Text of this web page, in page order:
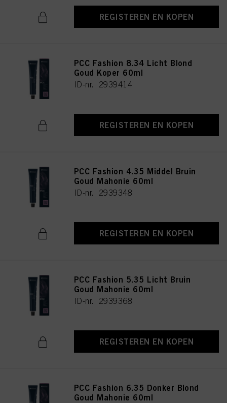
REGISTEREN EN KOPEN
PCC Fashion 8.34 Licht Blond
Goud Koper 60ml
ID-nr. 2939414
REGISTEREN EN KOPEN
PCC Fashion 4.35 Middel Bruin
Goud Mahonie 60ml
ID-nr. 2939348
REGISTEREN EN KOPEN
PCC Fashion 5.35 Licht Bruin
Goud Mahonie 60ml
ID-nr. 2939368
REGISTEREN EN KOPEN
PCC Fashion 6.35 Donker Blond
Goud Mahonie 60ml